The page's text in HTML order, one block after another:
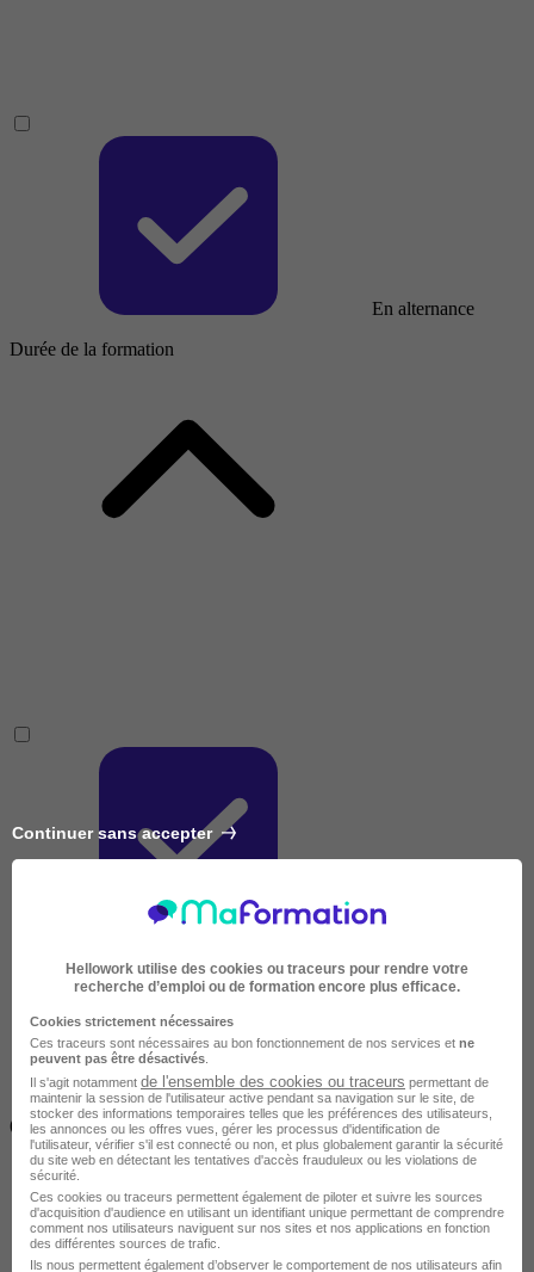
En alternance
Durée de la formation
Très courte
Inférieur à 2 jours
(14h)
Continuer sans accepter
Hellowork utilise des cookies ou traceurs pour rendre votre
recherche d’emploi ou de formation encore plus efficace.
Cookies strictement nécessaires
Ces traceurs sont nécessaires au bon fonctionnement de nos services et ne
peuvent pas être désactivés
Il s'agit notamment de l'ensemble des cookies ou traceurs permettant de
maintenir la session de l'utilisateur active pendant sa navigation sur le site, de
stocker des informations temporaires telles que les préférences des utilisateurs,
les annonces ou les offres vues, gérer les processus d'identification de
l'utilisateur, vérifier s'il est connecté ou non, et plus globalement garantir la sécurité
du site web en détectant les tentatives d'accès frauduleux ou les violations de
sécurité.
Ces cookies ou traceurs permettent également de piloter et suivre les sources
d'acquisition d'audience en utilisant un identifiant unique permettant de comprendre
comment nos utilisateurs naviguent sur nos sites et nos applications en fonction
des différentes sources de trafic.
Ils nous permettent également d’observer le comportement de nos utilisateurs afin